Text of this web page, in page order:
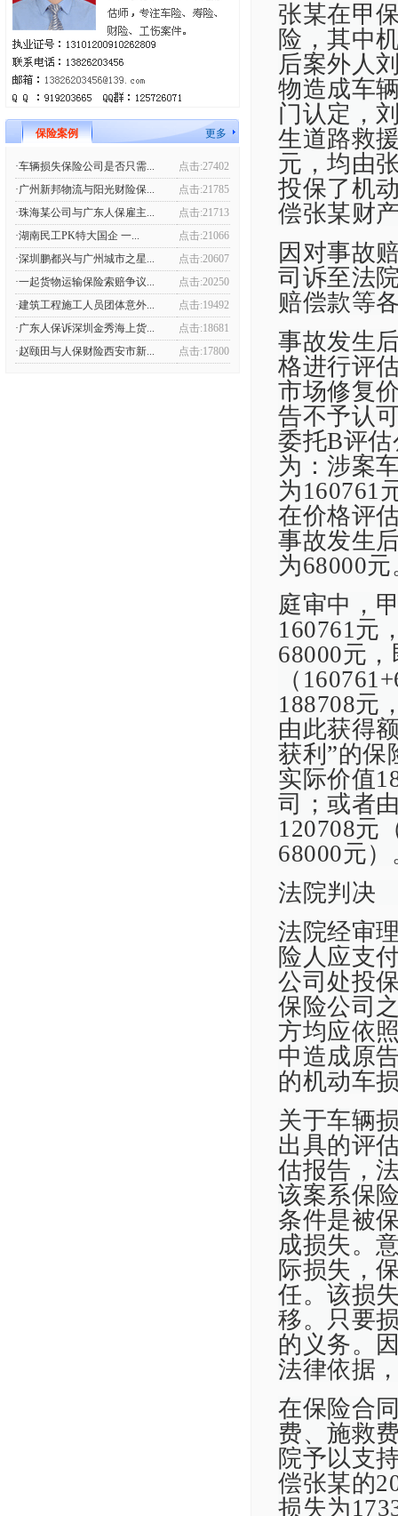
保险案例 更多
·车辆损失保险公司是否只需...
点击:27402
·广州新邦物流与阳光财险保...
点击:21785
·珠海某公司与广东人保雇主...
点击:21713
·湖南民工PK特大国企 一...
点击:21066
·深圳鹏都兴与广州城市之星...
点击:20607
·一起货物运输保险索赔争议...
点击:20250
·建筑工程施工人员团体意外...
点击:19492
·广东人保诉深圳金秀海上货...
点击:18681
·赵颐田与人保财险西安市新...
点击:17800
张某在甲
险，其中
后案外人
物造成车
门认定，
生道路救
元，均由
投保了机
偿张某财
因对事故
司诉至法
赔偿款等
事故发生
格进行评
市场修复
告不予认
委托B评
为：涉案
为160761
在价格评
事故发生
为68000元
庭审中，
160761元
68000元
（
188708元
由此获得
获利”的保
实际价值
司；或者
120708元
68000元）
法院判决
法院经审
险人应支
公司处投
保险公司
方均应依
中造成原
的机动车
关于车辆
出具的评
估报告，
该案系保
条件是被
成损失。
际损失，
任。该损
移。只要
的义务。
法律依据
在保险合
费、施救
院予以支
偿张某的
损失为